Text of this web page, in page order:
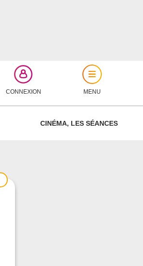
CONNEXION MENU
CINÉMA, LES SÉANCES
FERMER